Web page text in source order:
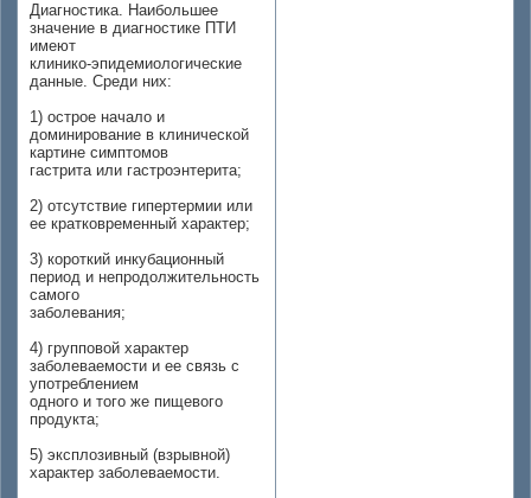
Диагностика. Наибольшее
значение в диагностике ПТИ
имеют
клинико-эпидемиологические
данные. Среди них:
1) острое начало и
доминирование в клинической
картине симптомов
гастрита или гастроэнтерита;
2) отсутствие гипертермии или
ее кратковременный характер;
3) короткий инкубационный
период и непродолжительность
самого
заболевания;
4) групповой характер
заболеваемости и ее связь с
употреблением
одного и того же пищевого
продукта;
5) эксплозивный (взрывной)
характер заболеваемости.